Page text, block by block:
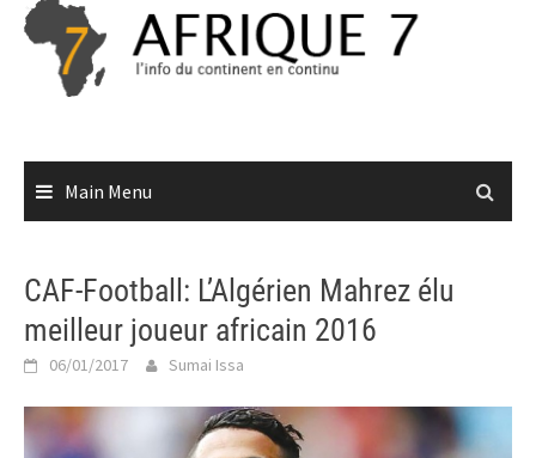
Skip
content
Main Menu
CAF-Football: L’Algérien Mahrez élu
meilleur joueur africain 2016
06/01/2017 Sumai Issa